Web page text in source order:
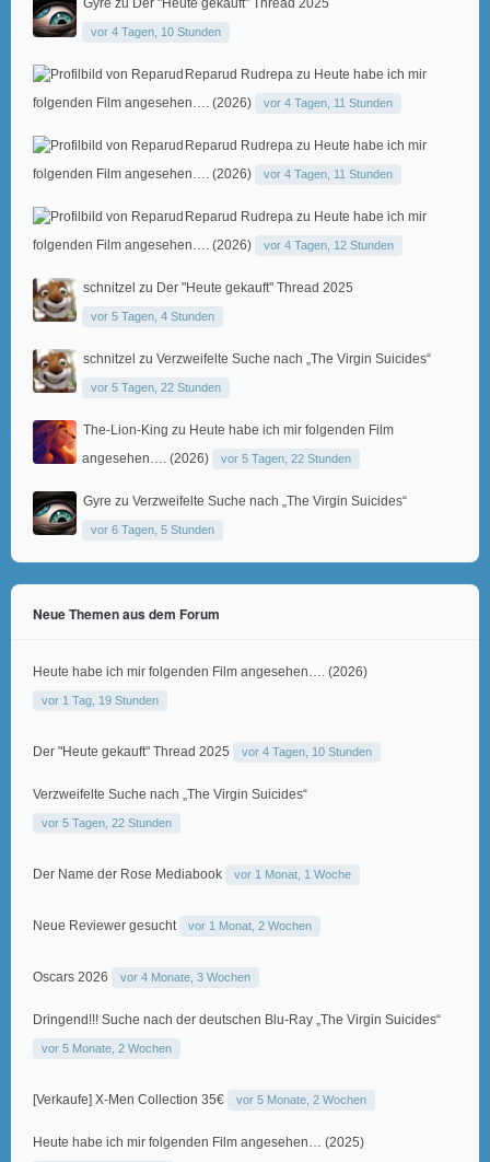
vor 4 Tagen, 10 Stunden
Reparud Rudrepa zu Heute habe ich mir
folgenden Film angesehen…. (2026)
vor 4 Tagen, 11 Stunden
Reparud Rudrepa zu Heute habe ich mir
folgenden Film angesehen…. (2026)
vor 4 Tagen, 11 Stunden
Reparud Rudrepa zu Heute habe ich mir
folgenden Film angesehen…. (2026)
vor 4 Tagen, 12 Stunden
schnitzel zu Der "Heute gekauft" Thread 2025
vor 5 Tagen, 4 Stunden
schnitzel zu Verzweifelte Suche nach „The Virgin Suicides“
vor 5 Tagen, 22 Stunden
The-Lion-King zu Heute habe ich mir folgenden Film
angesehen…. (2026)
vor 5 Tagen, 22 Stunden
Gyre zu Verzweifelte Suche nach „The Virgin Suicides“
vor 6 Tagen, 5 Stunden
Neue Themen aus dem Forum
Heute habe ich mir folgenden Film angesehen…. (2026)
vor 1 Tag, 19 Stunden
Der "Heute gekauft" Thread 2025 vor 4 Tagen, 10 Stunden
Verzweifelte Suche nach „The Virgin Suicides“
vor 5 Tagen, 22 Stunden
Der Name der Rose Mediabook vor 1 Monat, 1 Woche
Neue Reviewer gesucht vor 1 Monat, 2 Wochen
Oscars 2026 vor 4 Monate, 3 Wochen
Dringend!!! Suche nach der deutschen Blu-Ray „The Virgin Suicides“
vor 5 Monate, 2 Wochen
[Verkaufe] X-Men Collection 35€ vor 5 Monate, 2 Wochen
Heute habe ich mir folgenden Film angesehen… (2025)